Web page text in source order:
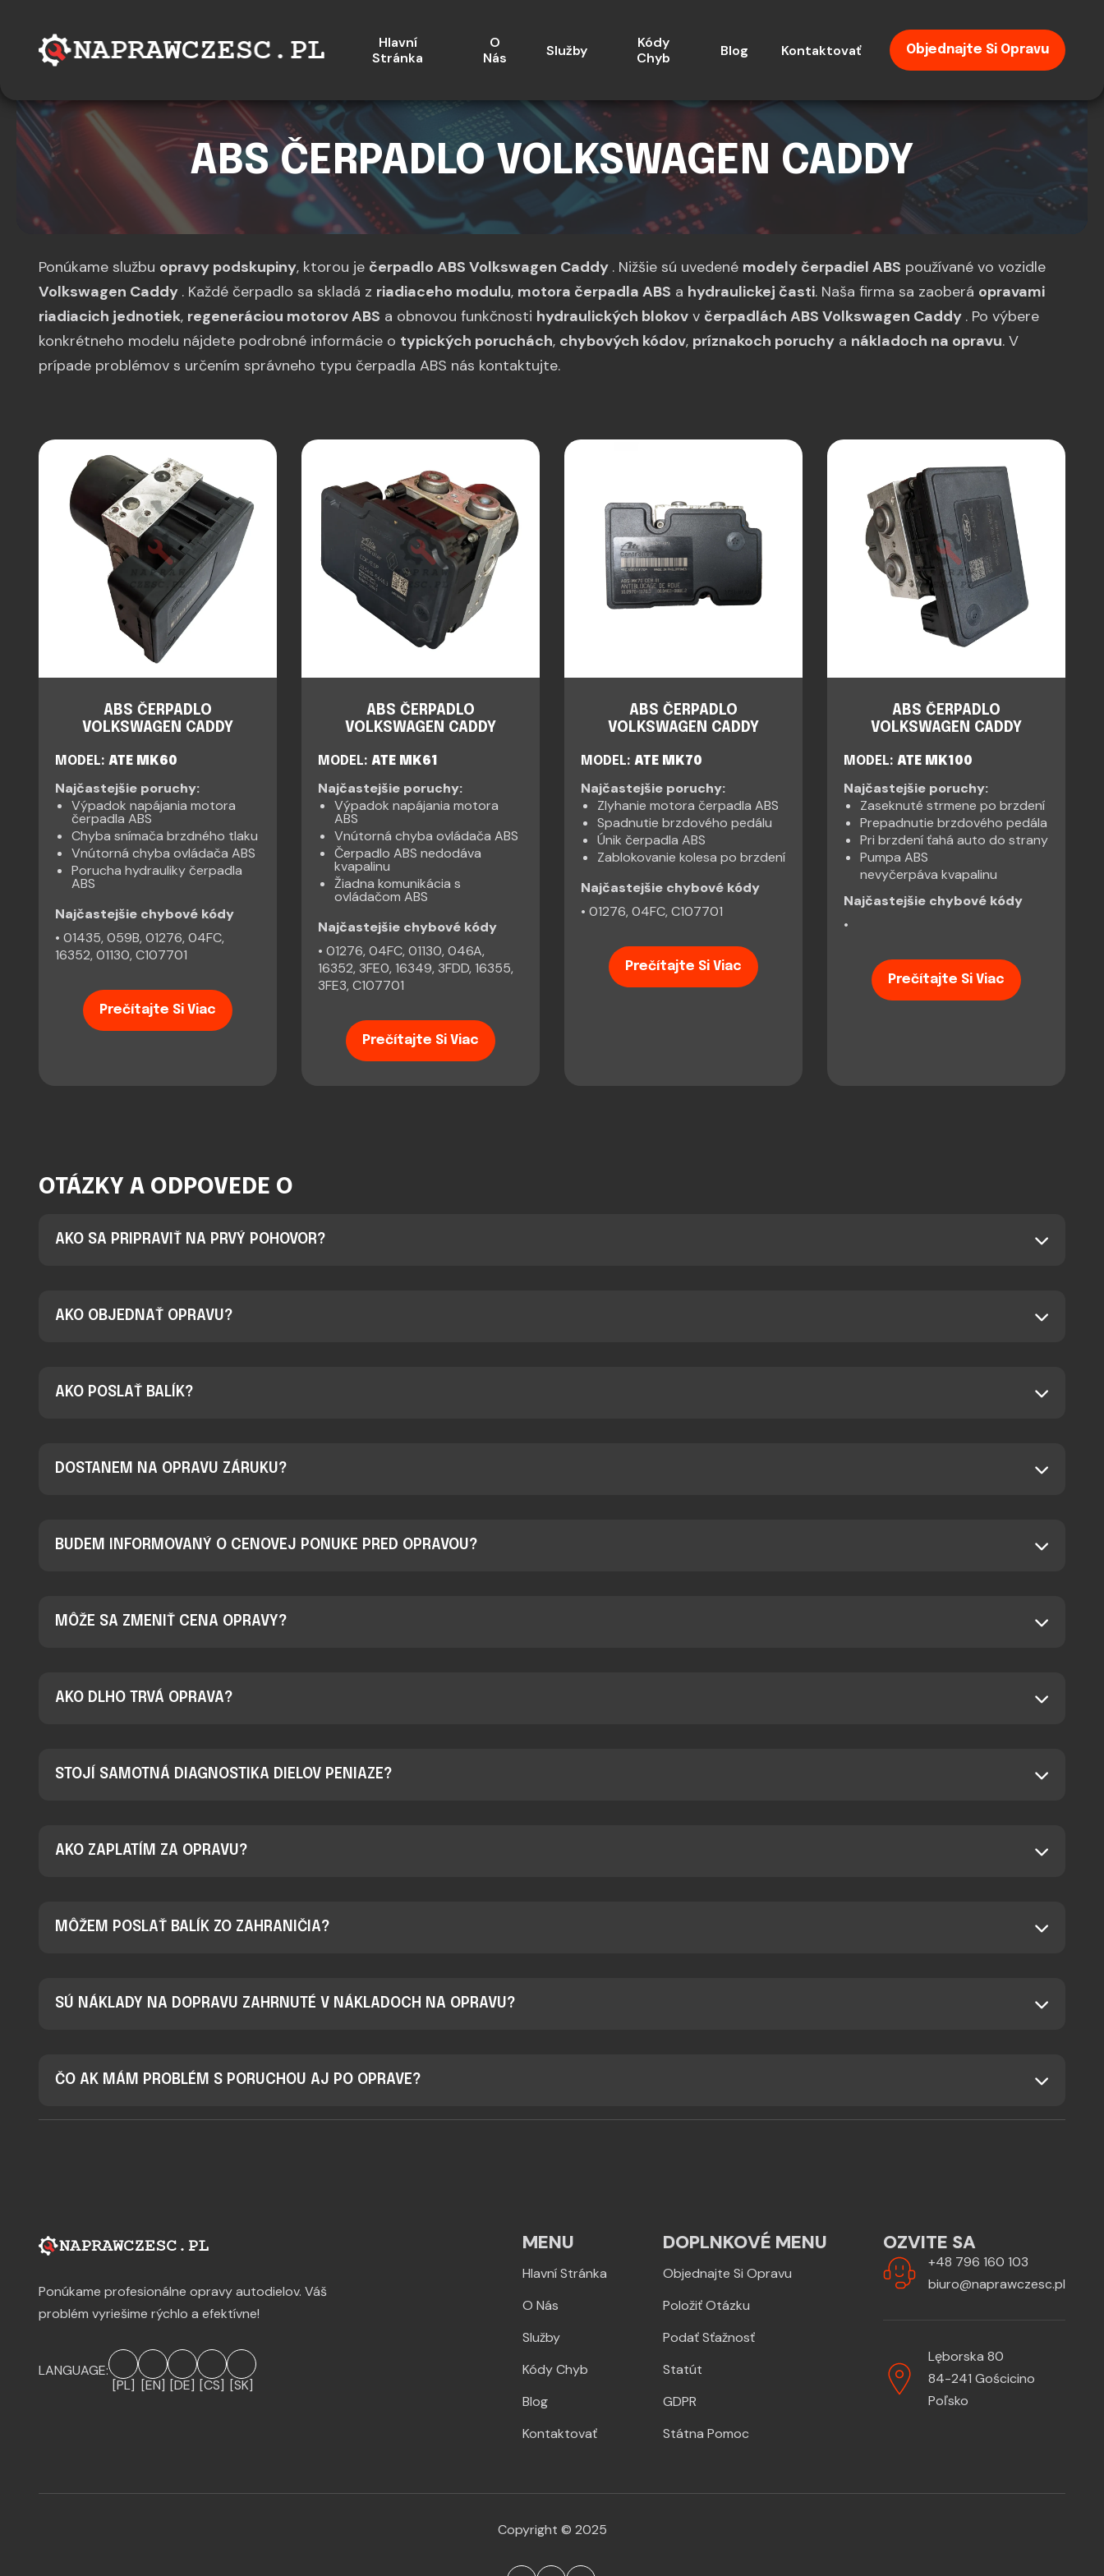
Hlavní
Stránka
O
Nás
Služby
Kódy
Chyb
Blog Kontaktovať Objednajte Si Opravu
ABS ČERPADLO VOLKSWAGEN CADDY
Ponúkame službu opravy podskupiny, ktorou je čerpadlo ABS Volkswagen Caddy . Nižšie sú uvedené modely čerpadiel ABS používané vo vozidle
Volkswagen Caddy . Každé čerpadlo sa skladá z riadiaceho modulu, motora čerpadla ABS a hydraulickej časti. Naša firma sa zaoberá opravami
riadiacich jednotiek, regeneráciou motorov ABS a obnovou funkčnosti hydraulických blokov v čerpadlách ABS Volkswagen Caddy . Po výbere
konkrétneho modelu nájdete podrobné informácie o typických poruchách, chybových kódov, príznakoch poruchy a nákladoch na opravu. V
prípade problémov s určením správneho typu čerpadla ABS nás kontaktujte.
ABS ČERPADLO
VOLKSWAGEN CADDY
MODEL: ATE MK60
Najčastejšie poruchy:
Výpadok napájania motora
čerpadla ABS
Chyba snímača brzdného tlaku
Vnútorná chyba ovládača ABS
Porucha hydrauliky čerpadla
ABS
Najčastejšie chybové kódy
• 01435, 059B, 01276, 04FC,
16352, 01130, C107701
Prečítajte Si Viac
ABS ČERPADLO
VOLKSWAGEN CADDY
MODEL: ATE MK61
Najčastejšie poruchy:
Výpadok napájania motora
ABS
Vnútorná chyba ovládača ABS
Čerpadlo ABS nedodáva
kvapalinu
Žiadna komunikácia s
ovládačom ABS
Najčastejšie chybové kódy
• 01276, 04FC, 01130, 046A,
16352, 3FE0, 16349, 3FDD, 16355,
3FE3, C107701
Prečítajte Si Viac
ABS ČERPADLO
VOLKSWAGEN CADDY
MODEL: ATE MK70
Najčastejšie poruchy:
Zlyhanie motora čerpadla ABS
Spadnutie brzdového pedálu
Únik čerpadla ABS
Zablokovanie kolesa po brzdení
Najčastejšie chybové kódy
• 01276, 04FC, C107701
Prečítajte Si Viac
ABS ČERPADLO
VOLKSWAGEN CADDY
MODEL: ATE MK100
Najčastejšie poruchy:
Zaseknuté strmene po brzdení
Prepadnutie brzdového pedála
Pri brzdení ťahá auto do strany
Pumpa ABS
nevyčerpáva kvapalinu
Najčastejšie chybové kódy
•
Prečítajte Si Viac
OTÁZKY A ODPOVEDE O
AKO SA PRIPRAVIŤ NA PRVÝ POHOVOR?
AKO OBJEDNAŤ OPRAVU?
AKO POSLAŤ BALÍK?
DOSTANEM NA OPRAVU ZÁRUKU?
BUDEM INFORMOVANÝ O CENOVEJ PONUKE PRED OPRAVOU?
MÔŽE SA ZMENIŤ CENA OPRAVY?
AKO DLHO TRVÁ OPRAVA?
STOJÍ SAMOTNÁ DIAGNOSTIKA DIELOV PENIAZE?
AKO ZAPLATÍM ZA OPRAVU?
MÔŽEM POSLAŤ BALÍK ZO ZAHRANIČIA?
SÚ NÁKLADY NA DOPRAVU ZAHRNUTÉ V NÁKLADOCH NA OPRAVU?
ČO AK MÁM PROBLÉM S PORUCHOU AJ PO OPRAVE?
Ponúkame profesionálne opravy autodielov. Váš
problém vyriešime rýchlo a efektívne!
LANGUAGE:
[PL] [EN] [DE] [CS] [SK]
MENU
Hlavní Stránka
O Nás
Služby
Kódy Chyb
Blog
Kontaktovať
DOPLNKOVÉ MENU
Objednajte Si Opravu
Položiť Otázku
Podať Sťažnosť
Statút
GDPR
Státna Pomoc
OZVITE SA
+48 796 160 103
biuro@naprawczesc.pl
Lęborska 80
84-241 Gościcino
Poľsko
Copyright © 2025